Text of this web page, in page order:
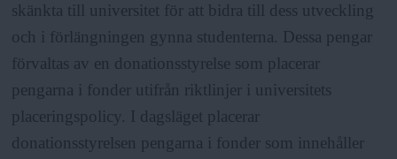
skänkta till universitet för att bidra till dess utveckling
och i förlängningen gynna studenterna. Dessa pengar
förvaltas av en donationsstyrelse som placerar
pengarna i fonder utifrån riktlinjer i universitets
placeringspolicy. I dagsläget placerar
donationsstyrelsen pengarna i fonder som innehåller